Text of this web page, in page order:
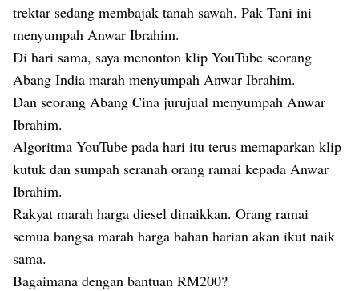
trektar sedang membajak tanah sawah. Pak Tani ini
menyumpah Anwar Ibrahim.
Di hari sama, saya menonton klip YouTube seorang
Abang India marah menyumpah Anwar Ibrahim.
Dan seorang Abang Cina jurujual menyumpah Anwar
Ibrahim.
Algoritma YouTube pada hari itu terus memaparkan klip
kutuk dan sumpah seranah orang ramai kepada Anwar
Ibrahim.
Rakyat marah harga diesel dinaikkan. Orang ramai
semua bangsa marah harga bahan harian akan ikut naik
sama.
Bagaimana dengan bantuan RM200?